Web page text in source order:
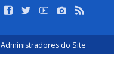
Administradores do Site